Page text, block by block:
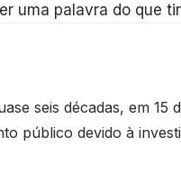
uma palavra do que
seis décadas, em 15
público devido à